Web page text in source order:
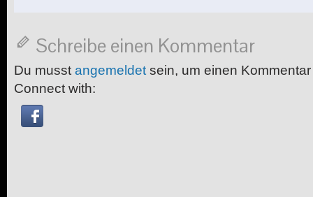
Schreibe einen Kommentar
Du musst angemeldet sein, um einen
Connect with: